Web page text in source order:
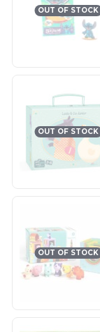
OUT OF STOCK
OUT OF STOCK
OUT OF STOCK